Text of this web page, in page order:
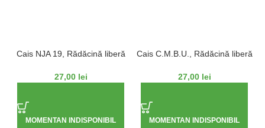
Cais NJA 19, Rădăcină liberă
27,00 lei
MOMENTAN INDISPONIBIL
Cais C.M.B.U., Rădăcină liberă
27,00 lei
MOMENTAN INDISPONIBIL